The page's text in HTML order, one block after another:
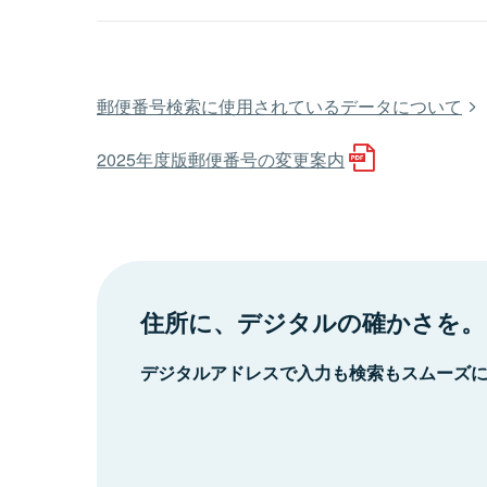
郵便番号検索に使用されているデータについて
2025年度版郵便番号の変更案内
住所に、デジタルの確かさを。
デジタルアドレスで入力も検索もスムーズ